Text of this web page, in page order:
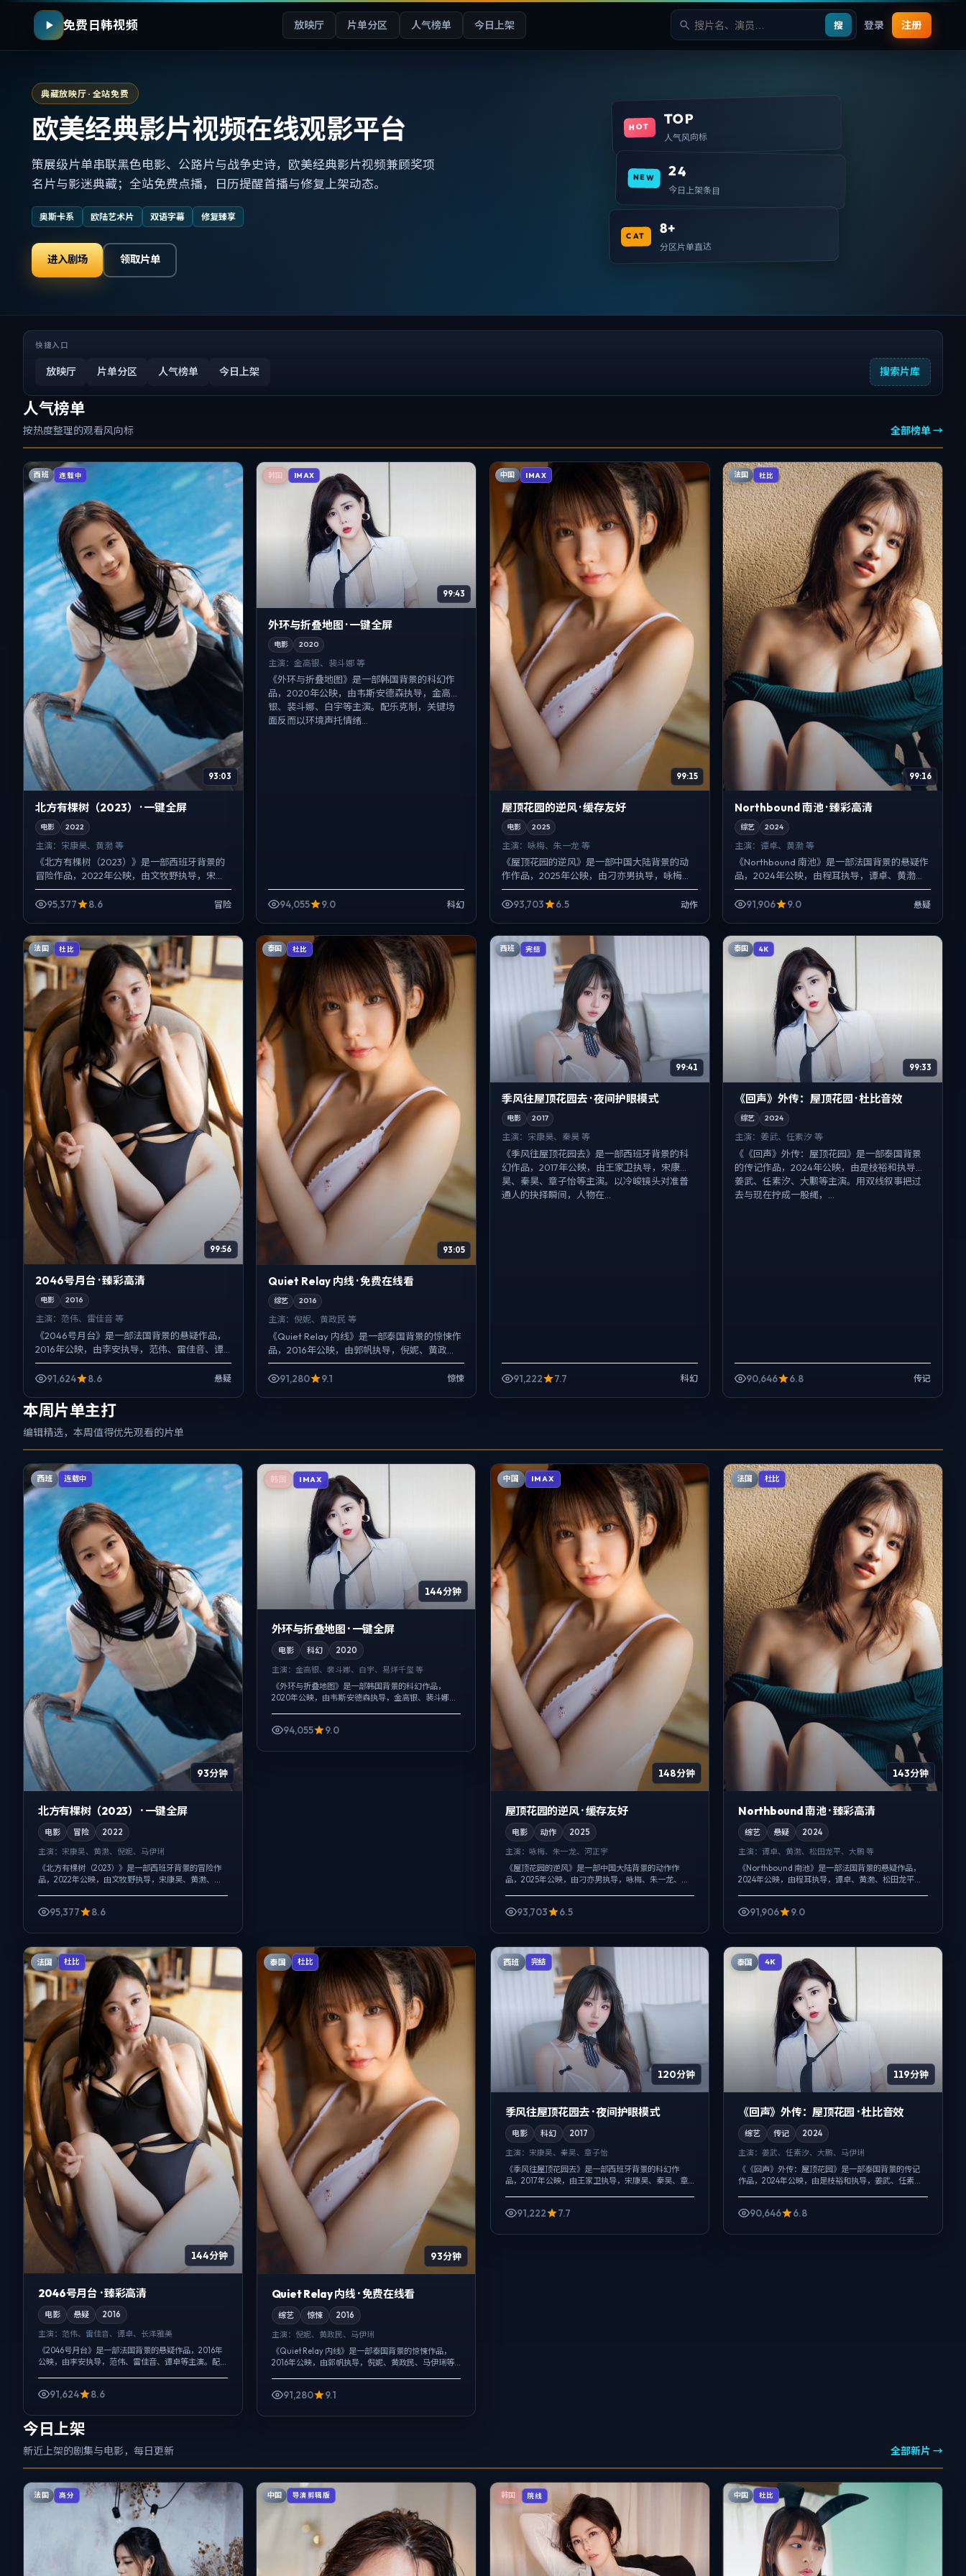
免费日韩视频 放映厅 片单分区 人气榜单 今日上架 搜 登录 注册
典藏放映厅 · 全站免费
欧美经典影片视频在线观影平台
策展级片单串联黑色电影、公路片与战争史诗，欧美经典影片视频兼顾奖项
名片与影迷典藏；全站免费点播，日历提醒首播与修复上架动态。
奥斯卡系 欧陆艺术片 双语字幕 修复臻享
进入剧场 领取片单
HOT TOP
人气风向标
NEW 24
今日上架条目
CAT 8+
分区片单直达
快捷入口
放映厅 片单分区 人气榜单 今日上架 搜索片库
人气榜单
按热度整理的观看风向标 全部榜单 →
西班 连载中
93:03
北方有棵树（2023） · 一键全屏
电影 2022
主演： 宋康昊、黄渤 等
《北方有棵树（2023）》是一部西班牙背景的
冒险作品，2022年公映，由文牧野执导，宋康
昊、黄渤、倪妮等主演。用双线叙事把过去与
现在拧成一股绳，...
95,377 8.6 冒险
韩国 IMAX
99:43
外环与折叠地图 · 一键全屏
电影 2020
主演：金高银、裴斗娜 等
《外环与折叠地图》是一部韩国背景的科幻作
品，2020年公映，由韦斯·安德森执导，金高
银、裴斗娜、白宇等主演。配乐克制，关键场
面反而以环境声托情绪...
94,055 9.0 科幻
中国 IMAX
99:15
屋顶花园的逆风 · 缓存友好
电影 2025
主演： 咏梅、朱一龙 等
《屋顶花园的逆风》是一部中国大陆背景的动
作作品，2025年公映，由刁亦男执导，咏梅、
朱一龙、河正宇等主演。配乐克制，关键场面
反而以环境声托情绪，...
93,703 6.5 动作
法国 杜比
99:16
Northbound 南池 · 臻彩高清
综艺 2024
主演：谭卓、黄渤 等
《Northbound 南池》是一部法国背景的悬疑作
品，2024年公映，由程耳执导，谭卓、黄渤、
松田龙平等主演。强调群像而非单一英雄，配
角线条同...
91,906 9.0 悬疑
法国 杜比
99:56
2046号月台 · 臻彩高清
电影 2016
主演： 范伟、雷佳音 等
《2046号月台》是一部法国背景的悬疑作品，
2016年公映，由李安执导，范伟、雷佳音、谭
卓等主演。配乐克制，关键场面反而以环境声
托情绪，动作戏服...
91,624 8.6 悬疑
泰国 杜比
93:05
Quiet Relay 内线 · 免费在线看
综艺 2016
主演：倪妮、黄政民 等
《Quiet Relay 内线》是一部泰国背景的惊悚作
品，2016年公映，由郭帆执导，倪妮、黄政
民、马伊琍等主演。影像偏纪实质感，手持与
固定机位...
91,280 9.1 惊悚
西班 完结
99:41
季风往屋顶花园去 · 夜间护眼模式
电影 2017
主演： 宋康昊、秦昊 等
《季风往屋顶花园去》是一部西班牙背景的科
幻作品，2017年公映，由王家卫执导，宋康
昊、秦昊、章子怡等主演。以冷峻镜头对准普
通人的抉择瞬间，人物在...
91,222 7.7 科幻
泰国 4K
99:33
《回声》外传：屋顶花园 · 杜比音效
综艺 2024
主演： 姜武、任素汐 等
《《回声》外传：屋顶花园》是一部泰国背景
的传记作品，2024年公映，由是枝裕和执导，
姜武、任素汐、大鹏等主演。用双线叙事把过
去与现在拧成一股绳，...
90,646 6.8 传记
本周片单主打
编辑精选，本周值得优先观看的片单
西班 连载中
93分钟
北方有棵树（2023） · 一键全屏
电影 冒险
2022
主演： 宋康昊、黄渤、倪妮、马伊琍
《北方有棵树（2023）》是一部西班牙背景的冒险作
品，2022年公映，由文牧野执导，宋康昊、黄渤、倪
95,377 8.6
韩国 IMAX
144分钟
外环与折叠地图 · 一键全屏
电影 科幻
2020
主演： 金高银、裴斗娜、白宇、易烊千玺 等
《外环与折叠地图》是一部韩国背景的科幻作品，
2020年公映，由韦斯·安德森执导，金高银、裴斗娜、
94,055 9.0
中国 IMAX
148分钟
屋顶花园的逆风 · 缓存友好
电影 动作
2025
主演： 咏梅、朱一龙、河正宇
《屋顶花园的逆风》是一部中国大陆背景的动作作
品，2025年公映，由刁亦男执导，咏梅、朱一龙、河
93,703 6.5
法国 杜比
143分钟
Northbound 南池 · 臻彩高清
综艺 悬疑
2024
主演：谭卓、黄渤、松田龙平、大鹏 等
《Northbound 南池》是一部法国背景的悬疑作品，
2024年公映，由程耳执导，谭卓、黄渤、松田龙平等
91,906 9.0
法国 杜比
144分钟
2046号月台 · 臻彩高清
电影 悬疑
2016
主演： 范伟、雷佳音、谭卓、长泽雅美
《2046号月台》是一部法国背景的悬疑作品，2016年
公映，由李安执导，范伟、雷佳音、谭卓等主演。配
91,624 8.6
泰国 杜比
93分钟
Quiet Relay 内线 · 免费在线看
综艺 惊悚
2016
主演： 倪妮、黄政民、马伊琍
《Quiet Relay 内线》是一部泰国背景的惊悚作品，
2016年公映，由郭帆执导，倪妮、黄政民、马伊琍等
91,280 9.1
西班 完结
120分钟
季风往屋顶花园去 · 夜间护眼模式
电影 科幻
2017
主演： 宋康昊、秦昊、章子怡
《季风往屋顶花园去》是一部西班牙背景的科幻作
品，2017年公映，由王家卫执导，宋康昊、秦昊、章
91,222 7.7
泰国 4K
119分钟
《回声》外传：屋顶花园 · 杜比音效
综艺 传记
2024
主演：姜武、任素汐、大鹏、马伊琍
《《回声》外传：屋顶花园》是一部泰国背景的传记
作品，2024年公映，由是枝裕和执导，姜武、任素
90,646 6.8
今日上架
新近上架的剧集与电影，每日更新 全部新片 →
法国 高分 中国 导演剪辑版 韩国 院线 中国 杜比